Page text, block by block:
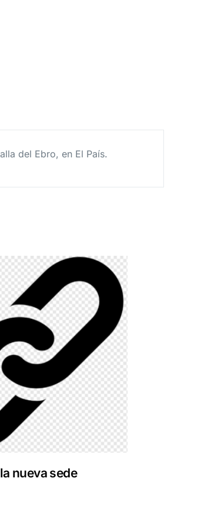
del Ebro, en El País.
nueva sede